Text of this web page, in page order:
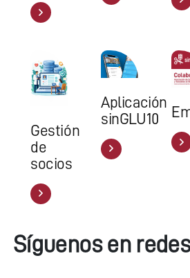
Gestión
de
socios
Aplicación
sinGLU10
Síguenos en